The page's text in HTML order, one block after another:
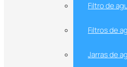
Filtro de
Filtros de
Jarras de